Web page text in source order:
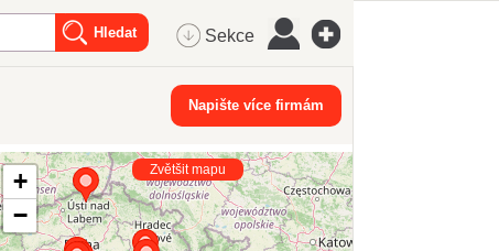
Sekce
Napište více firmám
+
−
Zvětšit mapu